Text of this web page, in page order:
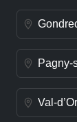
Pagny-
Val-